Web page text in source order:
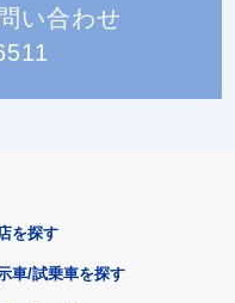
い合わせ
を探す
車/試乗車を探す